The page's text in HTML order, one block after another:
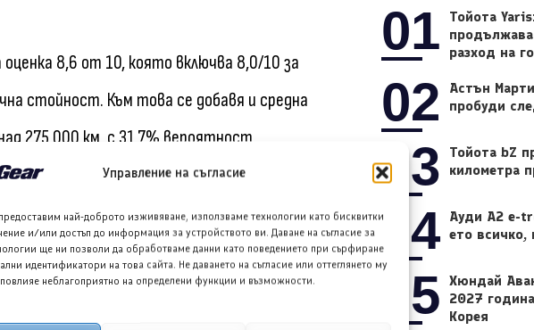
Управление на съгласие
най-доброто изживяване, използваме технологии като бисквитки
и/или достъп до информация за устройството ви. Даване на съгласие за
ще ни позволи да обработваме данни като поведението при сърфиране
идентификатори на това сайта. Не даването на съгласие или оттеглянето му
неблагоприятно на определени функции и възможности.
8,6 от 10, която включва 8,0/10 за
стойност. Към това се добавя и средна
275 000 км, с 31,7% вероятност
на обезценяването, може да се
си за период от пет години или близо
сегмента.
оценка от 82/100. Тя се състои от
01
Тойота
продължава
разход на
02
Астън
пробуди
03
Тойота bZ
километра
04 Ауди A2 e-
ето всичко,
05 Хюндай
2027
Корея